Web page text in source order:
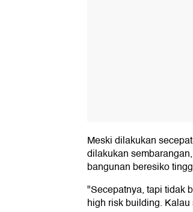
Meski dilakukan
dilakukan
bangunan beresiko
"Secepatnya, tapi tidak
high risk building.